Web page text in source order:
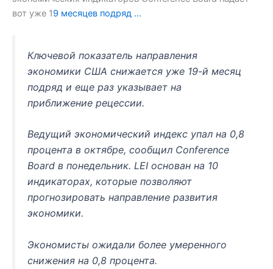
вот уже 19 месяцев подряд …
Ключевой показатель направления
экономики США снижается уже 19-й месяц
подряд и еще раз указывает на
приближение рецессии.
Ведущий экономический индекс упал на 0,8
процента в октябре, сообщил Conference
Board в понедельник. LEI основан на 10
индикаторах, которые позволяют
прогнозировать направление развития
экономики.
Экономисты ожидали более умеренного
снижения на 0,8 процента.